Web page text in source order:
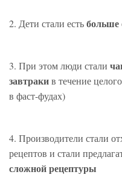
2. Дети стали естьбольше
3. При этом люди стали
завтракив течение
в фаст-фудах)
4. Производители стали
рецептов и стали
сложной рецептуры